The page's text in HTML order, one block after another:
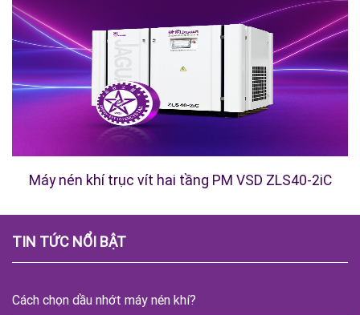
Máy nén khí trục vít hai tầng PM VSD ZLS40-2iC
TIN TỨC NỔI BẬT
Cách chọn dầu nhớt máy nén khí?